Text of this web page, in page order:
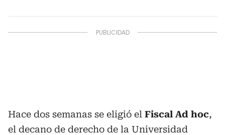
Hace dos semanas se eligió el Fiscal Ad hoc,
el decano de derecho de la Universidad